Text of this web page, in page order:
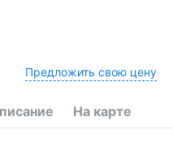
Предложить свою цену
На карте